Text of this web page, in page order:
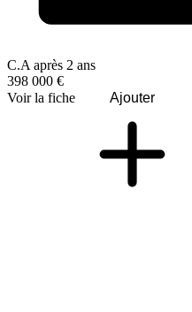
C.A après 2 ans
398 000 €
Voir la fiche
Ajouter